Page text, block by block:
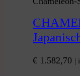
€ 1.582,70 |